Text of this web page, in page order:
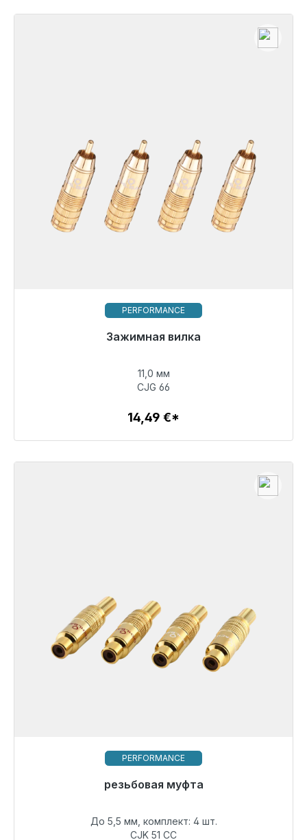
PERFORMANCE
Зажимная вилка
14,49 €
Детали
11,0 мм
CJG 66
14,49 €*
PERFORMANCE
резьбовая муфта
Готовы к немедленной отправке, срок поставки
40,49 €
До 5,5 мм, комплект: 4 шт.
CJK 51 CC